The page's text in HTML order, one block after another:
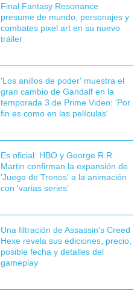
Final Fantasy Resonance
presume de mundo, personajes y
combates pixel art en su nuevo
tráiler
'Los anillos de poder' muestra el
gran cambio de Gandalf en la
temporada 3 de Prime Video: 'Por
fin es como en las películas'
Es oficial: HBO y George R.R.
Martin confirman la expansión de
'Juego de Tronos' a la animación
con 'varias series'
Una filtración de Assassin's Creed
Hexe revela sus ediciones, precio,
posible fecha y detalles del
gameplay